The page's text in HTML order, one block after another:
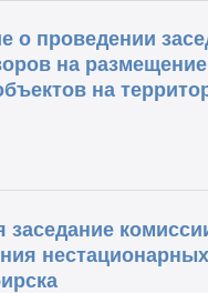
проведении
на
на
заседание